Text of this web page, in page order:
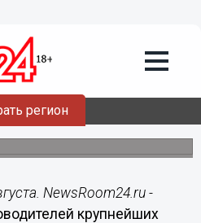
регион
направили
губернатору
от областного
NewsRoom24.ru -
крупнейших